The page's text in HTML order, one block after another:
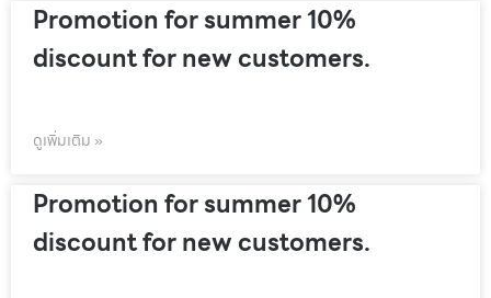
Promotion for summer 10%
discount for new customers.
ดูเพิ่มเติม »
Promotion for summer 10%
discount for new customers.